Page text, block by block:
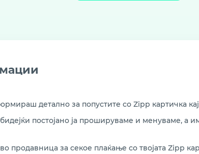
детално за попустите со Zipp картичка
постојано ја прошируваме и менуваме, а
продавница за секое плаќање со твојата Zipp